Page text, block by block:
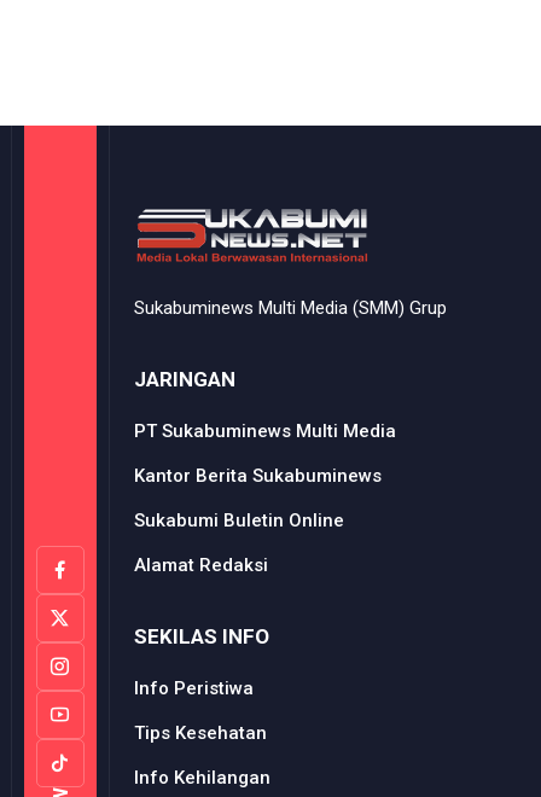
Sukabuminews Multi Media (SMM) Grup
JARINGAN
PT Sukabuminews Multi Media
Kantor Berita Sukabuminews
Sukabumi Buletin Online
Alamat Redaksi
SEKILAS INFO
Info Peristiwa
Tips Kesehatan
Info Kehilangan